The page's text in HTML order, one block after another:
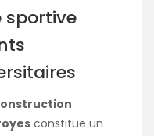
sportive
constitue un